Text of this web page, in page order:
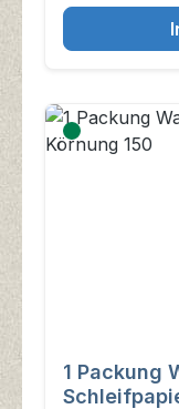
1 Packung